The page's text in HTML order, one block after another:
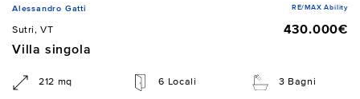
Alessandro Gatti RE/MAX Ability
Sutri, VT
430.000€
Villa singola
212 mq 6 Locali 3 Bagni